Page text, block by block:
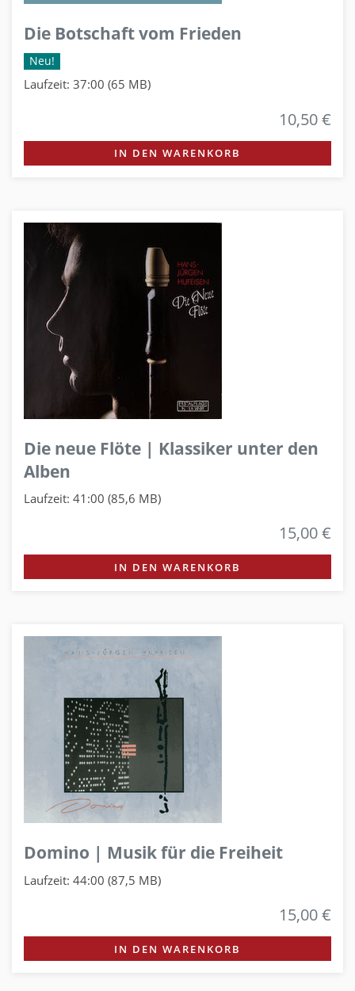
Die Botschaft vom Frieden
Neu!
Laufzeit: 37:00 (65 MB)
10,50 €
IN DEN WARENKORB
Die neue Flöte | Klassiker unter den
Alben
Laufzeit: 41:00 (85,6 MB)
15,00 €
IN DEN WARENKORB
Domino | Musik für die Freiheit
Laufzeit: 44:00 (87,5 MB)
15,00 €
IN DEN WARENKORB